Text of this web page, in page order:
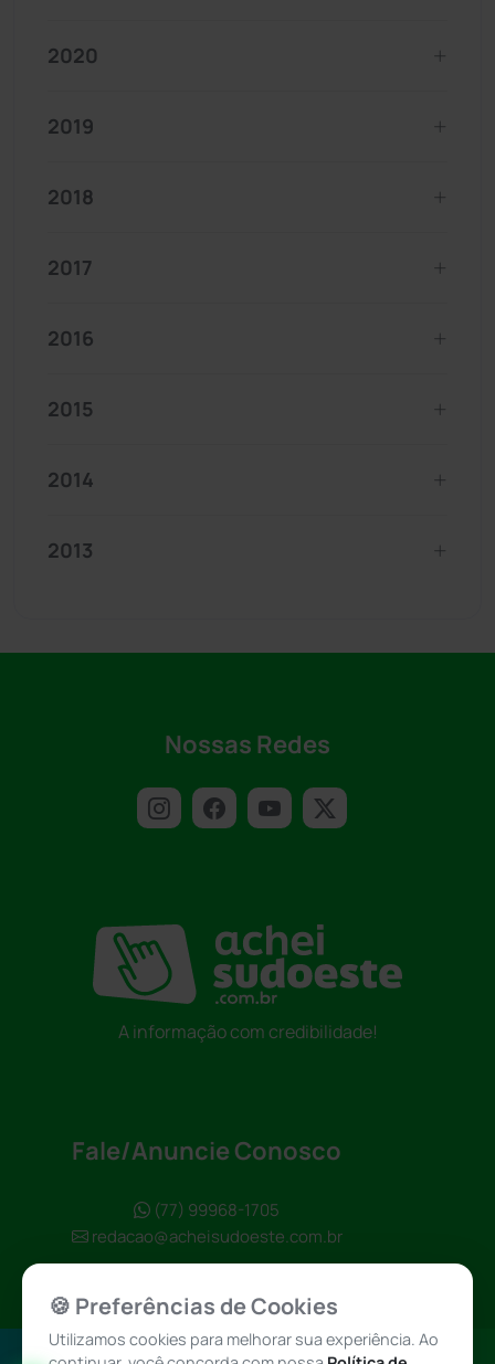
2020
2019
2018
2017
2016
2015
2014
2013
Nossas Redes
A informação com credibilidade!
Fale/Anuncie Conosco
(77) 99968-1705
redacao@acheisudoeste.com.br
🍪 Preferências de Cookies
Utilizamos cookies para melhorar sua experiência. Ao